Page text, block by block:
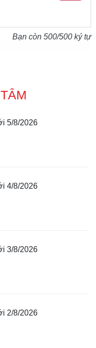
Bạn còn 500/500 ký tự
5/8/2026
4/8/2026
3/8/2026
2/8/2026